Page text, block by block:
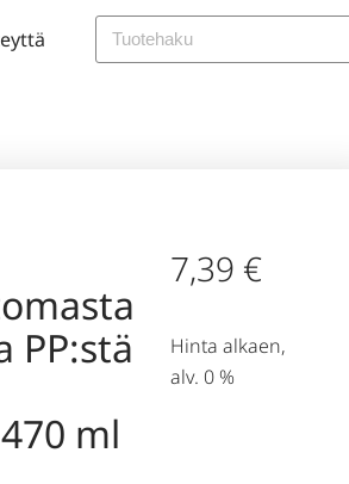
PP:stä
ml
7,39 €
Hinta alkaen,
alv. 0 %